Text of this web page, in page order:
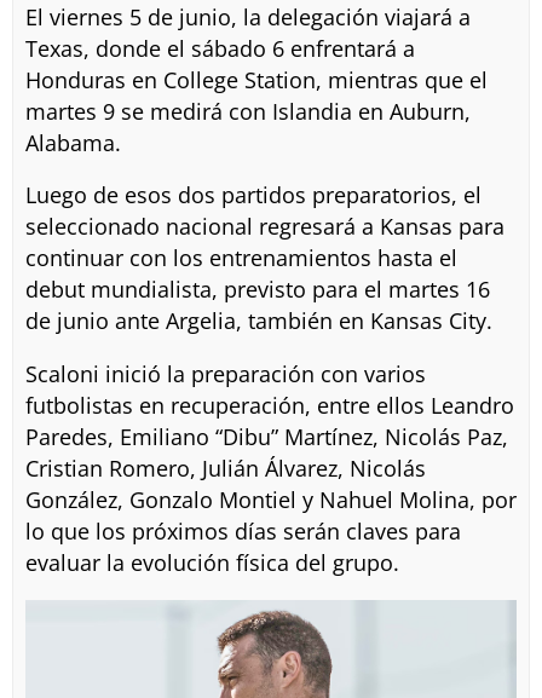
El viernes 5 de junio, la delegación viajará a
Texas, donde el sábado 6 enfrentará a
Honduras en College Station, mientras que el
martes 9 se medirá con Islandia en Auburn,
Alabama.
Luego de esos dos partidos preparatorios, el
seleccionado nacional regresará a Kansas para
continuar con los entrenamientos hasta el
debut mundialista, previsto para el martes 16
de junio ante Argelia, también en Kansas City.
Scaloni inició la preparación con varios
futbolistas en recuperación, entre ellos Leandro
Paredes, Emiliano “Dibu” Martínez, Nicolás Paz,
Cristian Romero, Julián Álvarez, Nicolás
González, Gonzalo Montiel y Nahuel Molina, por
lo que los próximos días serán claves para
evaluar la evolución física del grupo.